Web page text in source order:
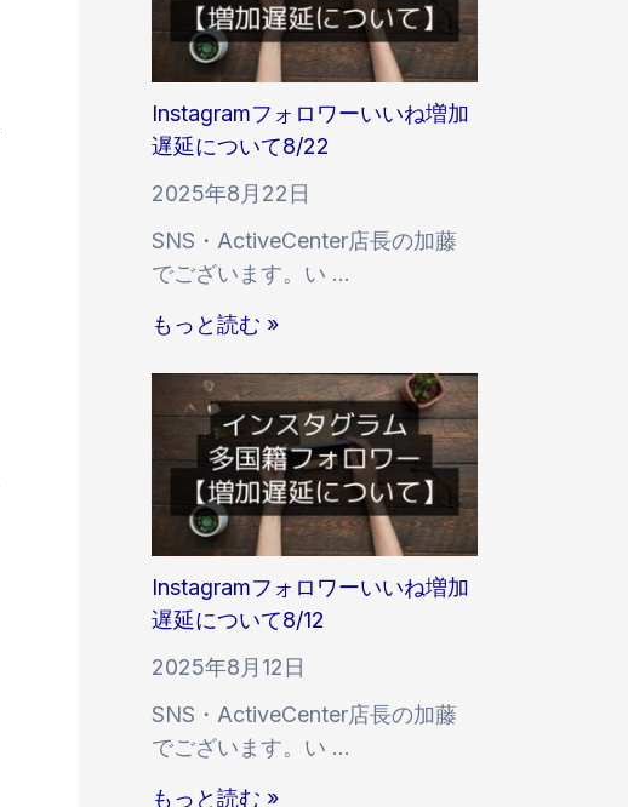
ン
ス
タ
多
籍
フ
ォ
ワ
ー
少
に
つ
て
Instagramフォロワーいいね増加
遅延について8/22
2025年8月22日
SNS・ActiveCenter店長の加藤
でございます。い …
I
a
a
m
フ
ロ
ワ
ー
もっと読む »
Instagramフォロワーいいね増加
遅延について8/12
2025年8月12日
SNS・ActiveCenter店長の加藤
でございます。い …
Iもっと読む »